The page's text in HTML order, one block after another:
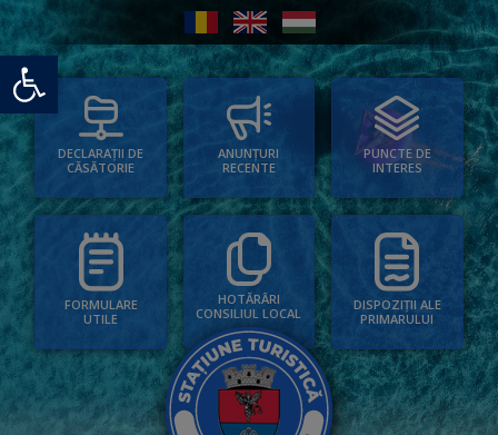
Deschide bara de unelte
DECLARAȚII DE
CĂSĂTORIE
ANUNȚURI
RECENTE
PUNCTE DE
INTERES
FORMULARE
UTILE
HOTĂRÂRI
CONSILIUL LOCAL
DISPOZIȚII ALE
PRIMARULUI